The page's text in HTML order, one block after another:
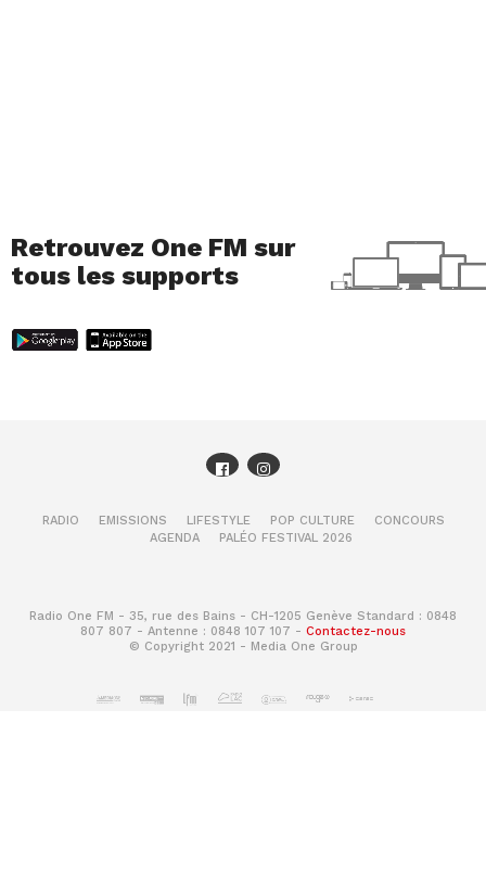
Retrouvez One FM sur
tous les supports
RADIO EMISSIONS LIFESTYLE POP CULTURE
CONCOURS
AGENDA
PALÉO FESTIVAL 2026
Radio One FM - 35, rue des Bains - CH-1205 Genève Standard : 0848
807 807 - Antenne : 0848 107 107 - Contactez-nous
© Copyright 2021 - Media One Group